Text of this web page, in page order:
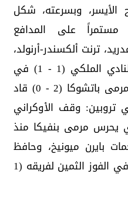
الأيسر، وبسرعته، شكل
على المدافع
ترنت ألكسندر-أرنولد،
خلال التعادل الثمين أمام النادي الملكي (1 - 1) في
الجولة الأولى. وهدفه في مرمى باتشوكا (2 - 0) قاد
الـ16. أناتولي تروبين: وقف الأوكراني
21 عاماً الذي يحرس مرمى بنفيكا منذ
بايرن ميونيخ، وحافظ
على نظافة شباكه مساهماً في الفوز الثمين لفريقه (1